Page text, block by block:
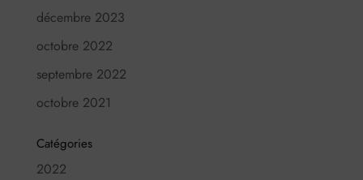
décembre 2023
octobre 2022
septembre 2022
octobre 2021
Catégories
2022